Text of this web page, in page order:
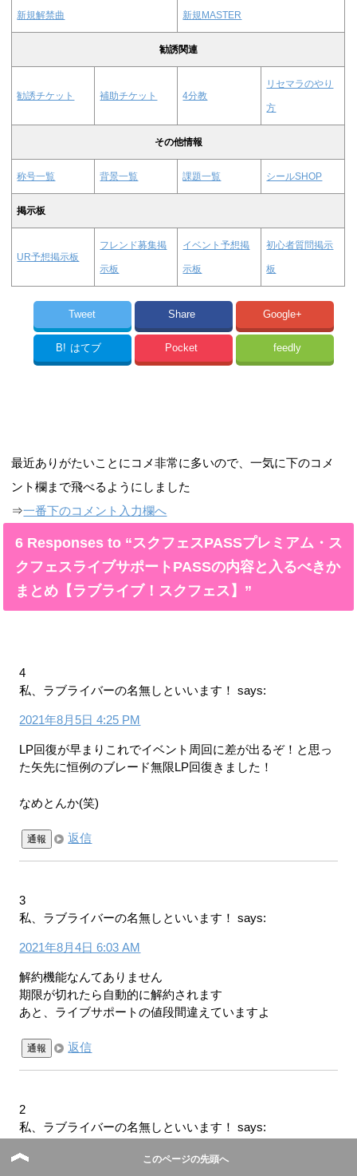
新規解禁曲 新規MASTER
勧誘関連
勧誘チケット 補助チケット 4分教
リセマラのやり
方
その他情報
称号一覧 背景一覧 課題一覧 シールSHOP
掲示板
UR予想掲示板
フレンド募集掲
示板
イベント予想掲
示板
初心者質問掲示
板
Tweet Share Google+
B! はてブ Pocket feedly
最近ありがたいことにコメ非常に多いので、一気に下のコメ
ント欄まで飛べるようにしました
⇒一番下のコメント入力欄へ
6 Responses to “スクフェスPASSプレミアム・ス
クフェスライブサポートPASSの内容と入るべきか
まとめ【ラブライブ！スクフェス】”
4
私、ラブライバーの名無しといいます！
says:
2021年8月5日 4:25 PM
LP回復が早まりこれでイベント周回に差が出るぞ！と思っ
た矢先に恒例のブレード無限LP回復きました！
なめとんか(笑)
通報 返信
3
私、ラブライバーの名無しといいます！
says:
2021年8月4日 6:03 AM
解約機能なんてありません
期限が切れたら自動的に解約されます
あと、ライブサポートの値段間違えていますよ
通報 返信
2
私、ラブライバーの名無しといいます！
says:
2021年8月3日 11:41 PMこのページの先頭へ